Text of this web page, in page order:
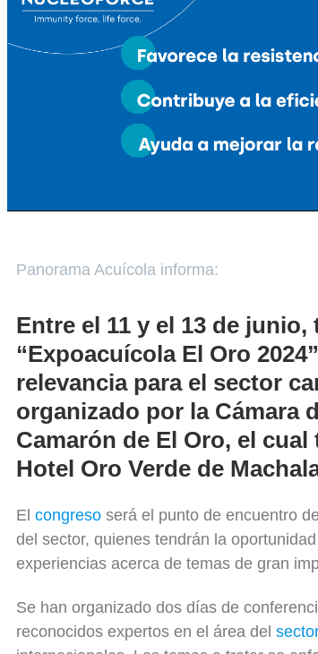
Panorama Acuícola informa:
Entre el 11 y el 13 de
“Expoacuícola El Oro
relevancia para el sector
organizado por la Cámara
Camarón de El Oro, el cual
Hotel Oro Verde de
Elcongresoserá el punto de encuentro
del sector, quienes tendrán la
experiencias acerca de temas de gran
Se han organizado dos días de
reconocidos expertos en el área del